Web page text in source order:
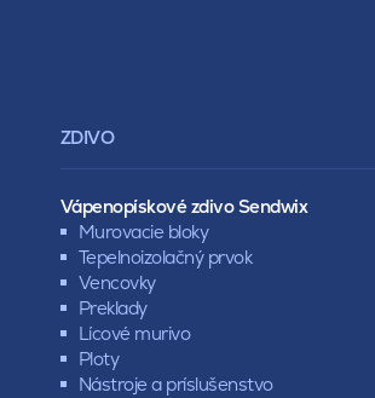
ZDIVO
Vápenopískové zdivo Sendwix
Murovacie bloky
Tepelnoizolačný prvok
Vencovky
Preklady
Lícové murivo
Ploty
Nástroje a príslušenstvo